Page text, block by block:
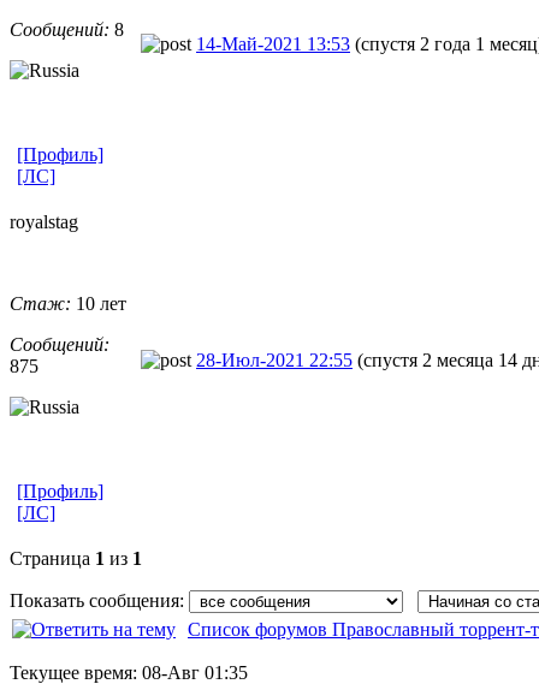
Сообщений: 8
14-Май-2021 13:53 (спустя 2 года 1
[Профиль]
[ЛС]
royalstag
Стаж: 10 лет
Сообщений:
875
28-Июл-2021 22:55 (спустя 2 месяца 14
[Профиль]
[ЛС]
Страница 1 из 1
Показать сообщения:
Список форумов Православный торрент-
Текущее время: 08-Авг 01:35